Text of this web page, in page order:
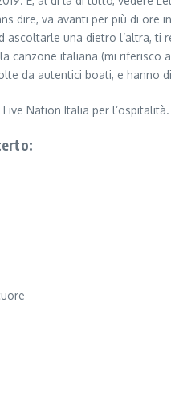
dire, va avanti per più di
ascoltarle una dietro l’altra,
canzone italiana (mi riferisco
da autentici boati, e hanno
Nation Italia per l’ospitalità.